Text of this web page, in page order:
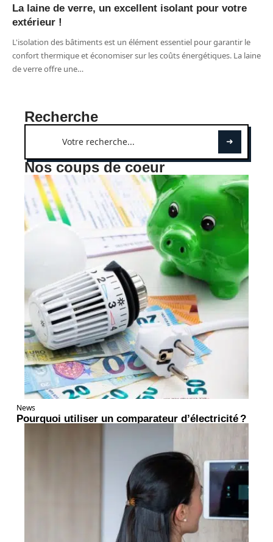
La laine de verre, un excellent isolant pour votre
extérieur !
L'isolation des bâtiments est un élément essentiel pour garantir le
confort thermique et économiser sur les coûts énergétiques. La laine
de verre offre une…
Recherche
Nos coups de coeur
News
Pourquoi utiliser un comparateur d’électricité ?